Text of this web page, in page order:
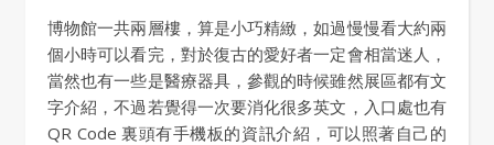
博物館一共兩層樓，算是小巧精緻，如過慢慢看大約兩
個小時可以看完，對於復古的愛好者一定會相當迷人，
當然也有一些是醫療器具，參觀的時候雖然展區都有文
字介紹，不過若覺得一次要消化很多英文，入口處也有
QR Code 裏頭有手機板的資訊介紹，可以照著自己的